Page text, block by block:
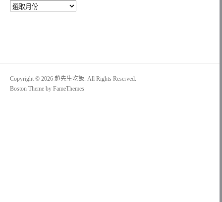
彙
Copyright © 2026 趙先生吃飯. All Rights Reserved.
Boston Theme by FameThemes